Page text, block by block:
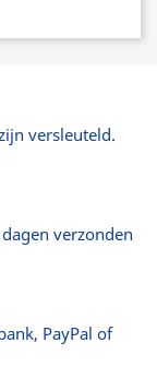
versleuteld.
verzonden
PayPal of